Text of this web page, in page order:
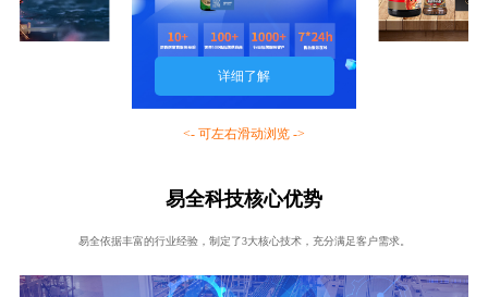
详细了解
<- 可左右滑动浏览 ->
易全科技核心优势
易全依据丰富的行业经验，制定了3大核心技术，充分满足客户需求。